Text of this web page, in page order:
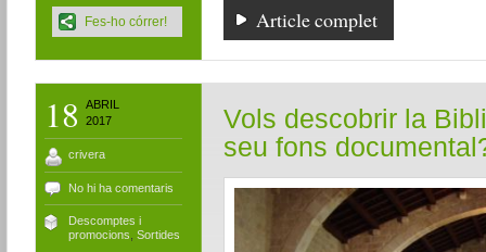
Article complet
Fes-ho córrer!
18
ABRIL
2017
crivera
No hi ha comentaris
Descomptes i
promocions Sortides
Vols descobrir la
seu fons